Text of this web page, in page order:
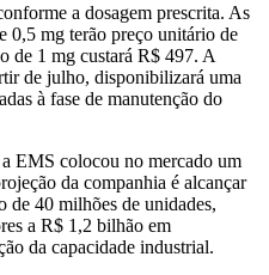
a dosagem prescrita. As
0,5 mg terão preço unitário de
de 1 mg custará R$ 497. A
de julho, disponibilizará uma
à fase de manutenção do
a EMS colocou no mercado um
da companhia é alcançar
de 40 milhões de unidades,
a R$ 1,2 bilhão em
da capacidade industrial.